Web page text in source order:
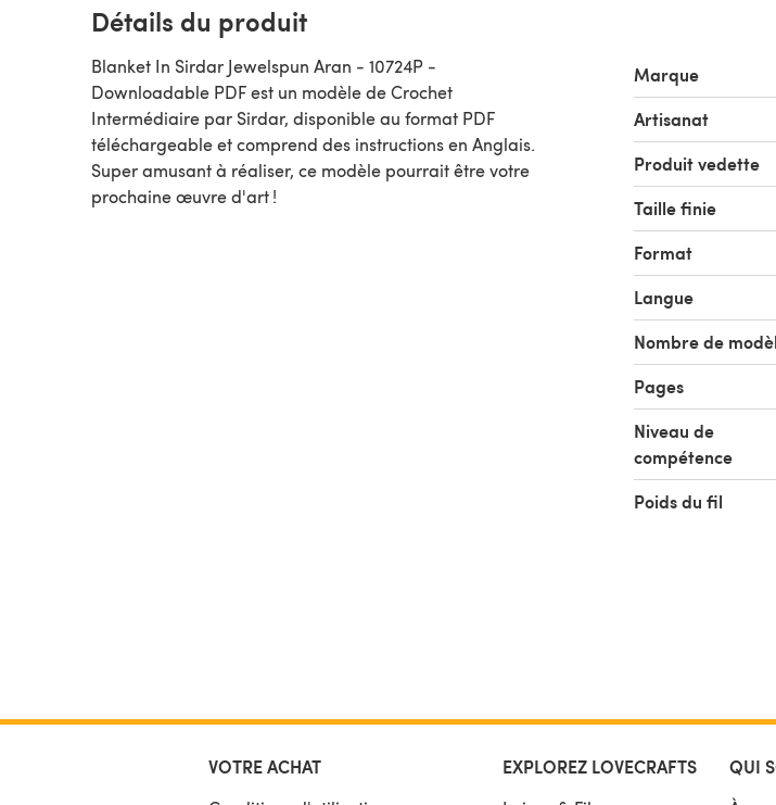
Détails du produit
Blanket In Sirdar Jewelspun Aran - 10724P -
Downloadable PDF est un modèle de Crochet
Intermédiaire par Sirdar, disponible au format PDF
téléchargeable et comprend des instructions en Anglais.
Super amusant à réaliser, ce modèle pourrait être votre
prochaine œuvre d'art !
Marque
Artisanat
Produit vedette
Taille finie
Format
Langue
Nombre de
Pages
Niveau de
compétence
Poids du fil
VOTRE ACHAT EXPLOREZ LOVECRAFTS QUI